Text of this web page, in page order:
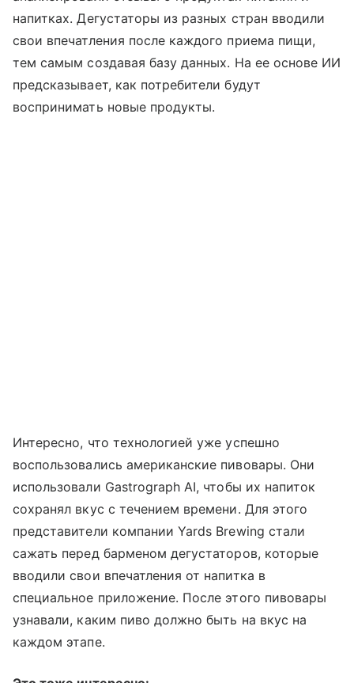
напитках. Дегустаторы из разных стран вводили
свои впечатления после каждого приема пищи,
тем самым создавая базу данных. На ее основе ИИ
предсказывает, как потребители будут
воспринимать новые продукты.
Интересно, что технологией уже успешно
воспользовались американские пивовары. Они
использовали Gastrograph AI, чтобы их напиток
сохранял вкус с течением времени. Для этого
представители компании Yards Brewing стали
сажать перед барменом дегустаторов, которые
вводили свои впечатления от напитка в
специальное приложение. После этого пивовары
узнавали, каким пиво должно быть на вкус на
каждом этапе.